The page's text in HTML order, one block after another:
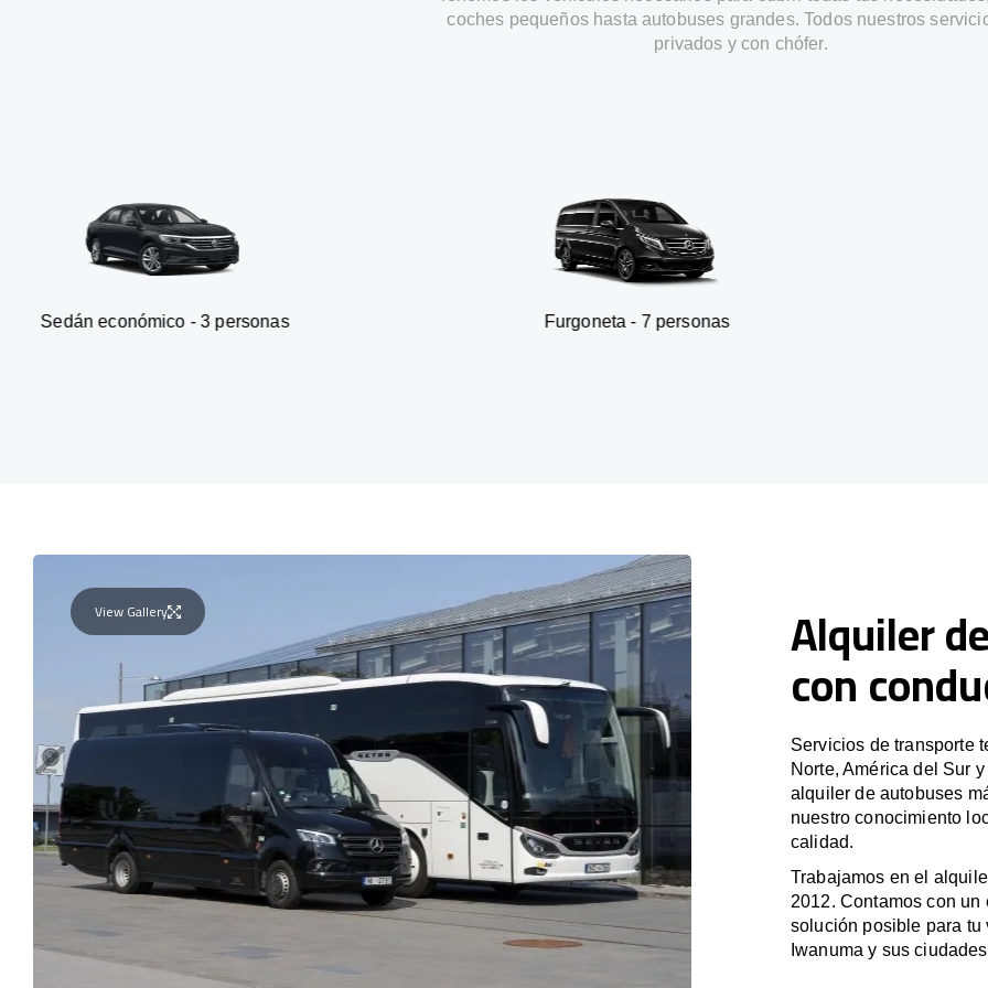
coches pequeños hasta autobuses grandes. Todos nuestros
privados y con chófer.
- 3 personas Furgoneta - 7 personas SUV - 3
View Gallery Alquiler
con
Servicios de transporte
Norte, América del Sur
alquiler de autobuses
nuestro conocimiento
calidad.
Trabajamos en el
2012. Contamos con
solución posible para tu
Iwanuma y sus